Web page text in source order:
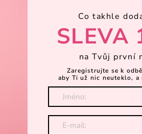
Co takhle
SLEVA
na Tvůj první
Zaregistrujte se k
aby Ti už nic neuteklo, a